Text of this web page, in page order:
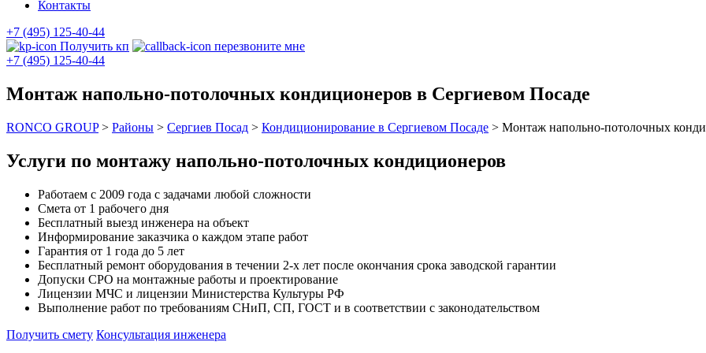
Контакты
+7 (495) 125-40-44
Получить кп
перезвоните мне
+7 (495) 125-40-44
Монтаж напольно-потолочных кондиционеров в Сергиевом Посаде
RONCO GROUP> Районы > Сергиев Посад > Кондиционирование в Сергиевом Посаде > Монтаж напольно-потолочных
Услуги по монтажу напольно-потолочных кондиционеров
Работаем с 2009 года с задачами любой сложности
Смета от 1 рабочего дня
Бесплатный выезд инженера на объект
Информирование заказчика о каждом этапе работ
Гарантия от 1 года до 5 лет
Бесплатный ремонт оборудования в течении 2-х лет после окончания срока заводской гарантии
Допуски СРО на монтажные работы и проектирование
Лицензии МЧС и лицензии Министерства Культуры РФ
Выполнение работ по требованиям СНиП, СП, ГОСТ и в соответствии с законодательством
Получить смету Консультация инженера